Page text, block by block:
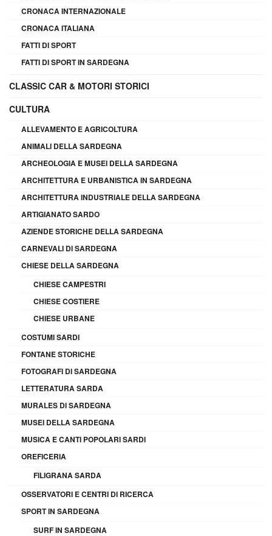
CRONACA INTERNAZIONALE
CRONACA ITALIANA
FATTI DI SPORT
FATTI DI SPORT IN SARDEGNA
CLASSIC CAR & MOTORI STORICI
CULTURA
ALLEVAMENTO E AGRICOLTURA
ANIMALI DELLA SARDEGNA
ARCHEOLOGIA E MUSEI DELLA SARDEGNA
ARCHITETTURA E URBANISTICA IN SARDEGNA
ARCHITETTURA INDUSTRIALE DELLA SARDEGNA
ARTIGIANATO SARDO
AZIENDE STORICHE DELLA SARDEGNA
CARNEVALI DI SARDEGNA
CHIESE DELLA SARDEGNA
CHIESE CAMPESTRI
CHIESE COSTIERE
CHIESE URBANE
COSTUMI SARDI
FONTANE STORICHE
FOTOGRAFI DI SARDEGNA
LETTERATURA SARDA
MURALES DI SARDEGNA
MUSEI DELLA SARDEGNA
MUSICA E CANTI POPOLARI SARDI
OREFICERIA
FILIGRANA SARDA
OSSERVATORI E CENTRI DI RICERCA
SPORT IN SARDEGNA
SURF IN SARDEGNA